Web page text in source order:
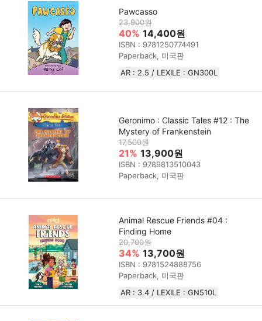
Pawcasso
23,900원
40% 14,400원
ISBN : 9781250774491
Paperback, 미국판
AR : 2.5 / LEXILE : GN300L
Geronimo : Classic Tales #12 : The
Mystery of Frankenstein
17,500원
21% 13,900원
ISBN : 9789813510043
Paperback, 미국판
Animal Rescue Friends #04 :
Finding Home
20,700원
34% 13,700원
ISBN : 9781524888756
Paperback, 미국판
AR : 3.4 / LEXILE : GN510L